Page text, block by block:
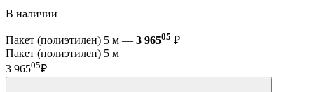
В наличии
Пакет (полиэтилен) 5 м — 3 96505 ₽
Пакет (полиэтилен) 5 м
3 96505₽